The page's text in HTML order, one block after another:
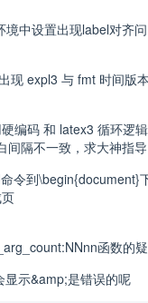
中设置出现label对齐问
现 expl3 与 fmt 时间版
编码 和 latex3 循环逻
间隔不一致，求大神指导
令到\begin{document}
函数的
示&amp;是错误的呢